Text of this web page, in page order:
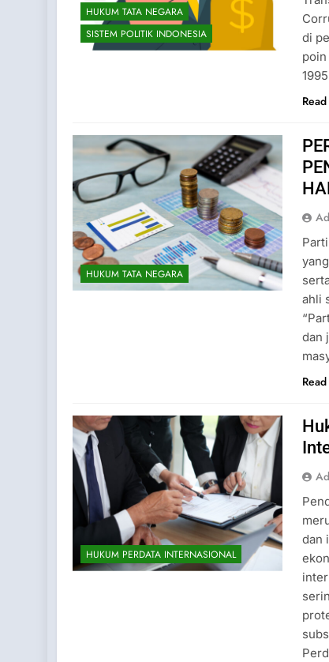
HUKUM TATA NEGARA
SISTEM POLITIK INDONESIA
di
HUKUM TATA NEGARA
ahli
dan
HUKUM PERDATA INTERNASIONAL
dan